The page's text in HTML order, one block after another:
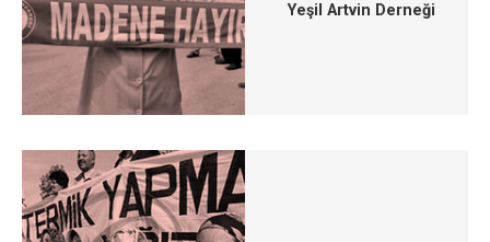
Yeşil Artvin Derneği